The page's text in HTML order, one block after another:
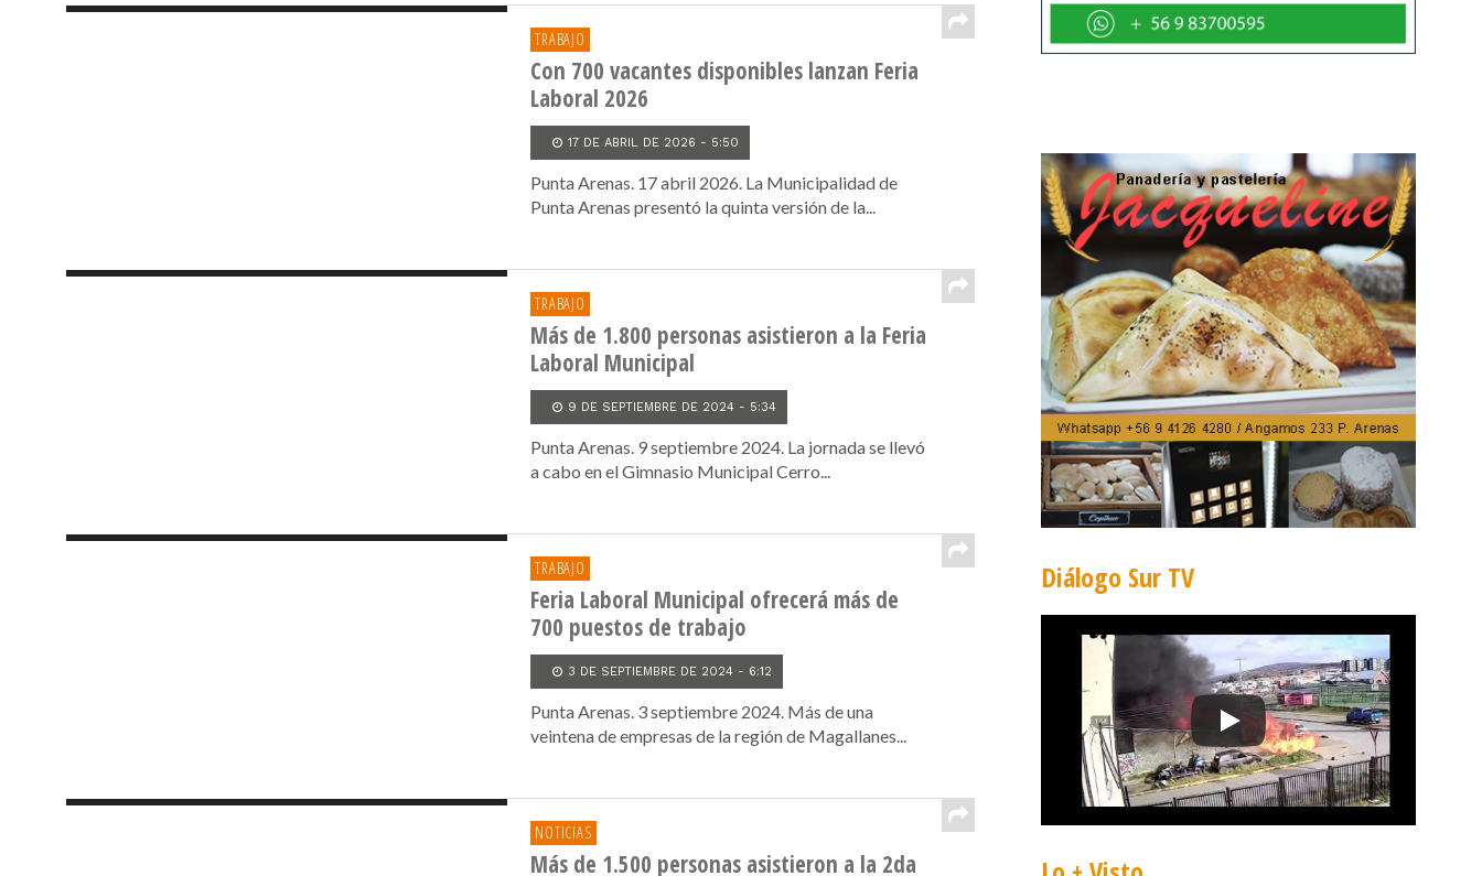
TRABAJO
Con 700 vacantes disponibles lanzan Feria
Laboral 2026
17 DE ABRIL DE 2026 - 5:50
Punta Arenas. 17 abril 2026. La Municipalidad de
Punta Arenas presentó la quinta versión de la...
TRABAJO
Más de 1.800 personas asistieron a la Feria
Laboral Municipal
9 DE SEPTIEMBRE DE 2024 - 5:34
Punta Arenas. 9 septiembre 2024. La jornada se llevó
a cabo en el Gimnasio Municipal Cerro...
TRABAJO
Feria Laboral Municipal ofrecerá más de
700 puestos de trabajo
3 DE SEPTIEMBRE DE 2024 - 6:12
Punta Arenas. 3 septiembre 2024. Más de una
veintena de empresas de la región de Magallanes...
NOTICIAS
Más de 1.500 personas asistieron a la 2da
Diálogo Sur TV